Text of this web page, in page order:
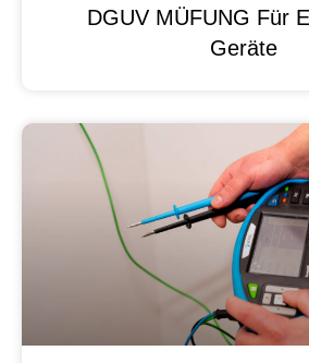
DGUV MÜFUNG Für
Geräte